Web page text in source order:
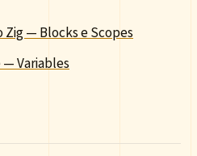
— Blocks e Scopes
— Variables